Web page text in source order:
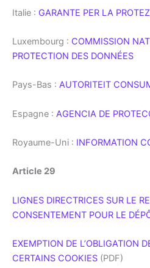
Italie : GARANTE PER LA
Luxembourg : COMMISSION
PROTECTION DES DONNÉES
Pays-Bas : AUTORITEIT
Espagne : AGENCIA DE
Royaume-Uni : INFORMATION
Article 29
LIGNES DIRECTRICES SUR LE
CONSENTEMENT POUR LE
EXEMPTION DE L’OBLIGATION
CERTAINS COOKIES (PDF)